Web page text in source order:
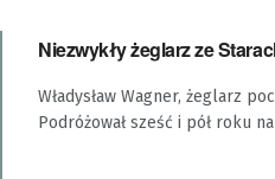
Niezwykły żeglarz ze
Władysław Wagner, żeglarz
Podróżował sześć i pół roku